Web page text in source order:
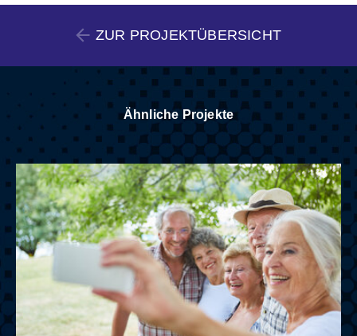
ZUR PROJEKTÜBERSICHT
Ähnliche Projekte